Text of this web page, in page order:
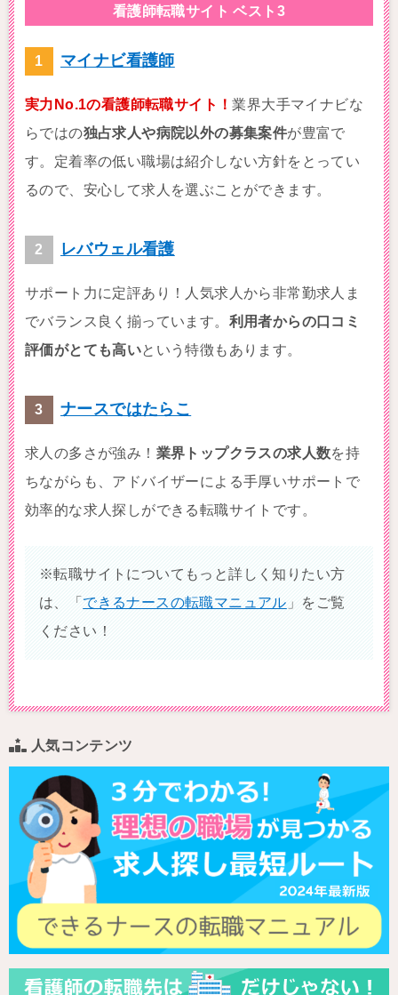
看護師転職サイト ベスト3
マイナビ看護師
実力No.1の看護師転職サイト！業界大手マイナビな
らではの独占求人や病院以外の募集案件が豊富で
す。定着率の低い職場は紹介しない方針をとってい
るので、安心して求人を選ぶことができます。
レバウェル看護
サポート力に定評あり！人気求人から非常勤求人ま
でバランス良く揃っています。 利用者からの口コミ
評価がとても高いという特徴もあります。
ナースではたらこ
求人の多さが強み！ 業界トップクラスの求人数を持
ちながらも、アドバイザーによる手厚いサポートで
効率的な求人探しができる転職サイトです。
※転職サイトについてもっと詳しく知りたい方
は、「できるナースの転職マニュアル 」をご覧
ください！
人気コンテンツ